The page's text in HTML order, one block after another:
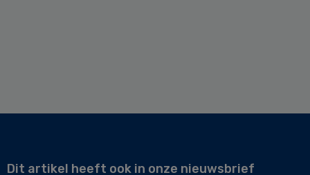
Dit artikel heeft ook in onze nieuwsbrief